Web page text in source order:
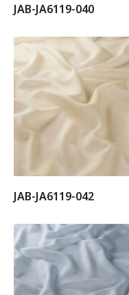
JAB-JA6119-040
JAB-JA6119-042